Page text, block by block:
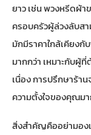
ยาว เช่น พวงหรีดผ้
ครอบครัวผู้ล่วงลับสา
มักมีราคาใกล้เคียงกั
มากกว่า เหมาะกับผู้
เนื่อง การปรึกษาร้าน
ความตั้งใจของคุณม
สิ่งสำคัญคืออย่ามอง